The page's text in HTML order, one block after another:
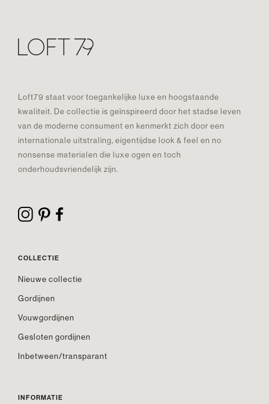
Loft79 staat voor toegankelijke luxe en hoogstaande
kwaliteit. De collectie is geïnspireerd door het stadse leven
van de moderne consument en kenmerkt zich door een
internationale uitstraling, eigentijdse look & feel en no
nonsense materialen die luxe ogen en toch
onderhoudsvriendelijk zijn.
COLLECTIE
Nieuwe collectie
Gordijnen
Vouwgordijnen
Gesloten gordijnen
Inbetween/transparant
INFORMATIE